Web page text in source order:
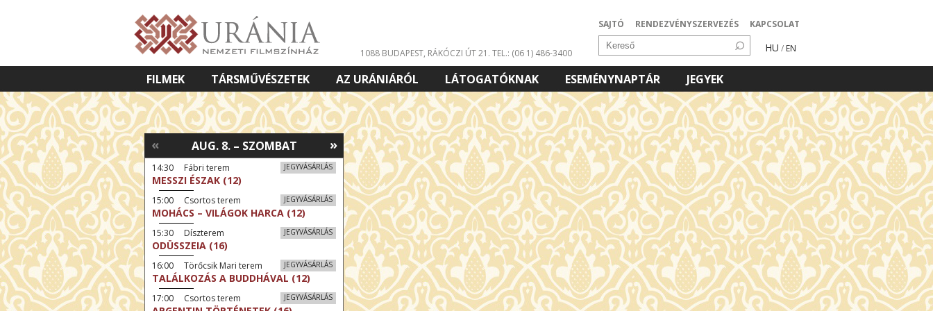
SAJTÓ RENDEZVÉNYSZERVEZÉS KAPCSOLAT
HU / EN
1088 BUDAPEST, RÁKÓCZI ÚT 21. TEL.: (06 1) 486-3400
FILMEK TÁRSMŰVÉSZETEK AZ URÁNIÁRÓL LÁTOGATÓKNAK ESEMÉNYNAPTÁR
JEGYEK
VETÍTETT KÉPES ELŐADÁSOK
»
AUG. 8. – SZOMBAT
«
JEGYVÁSÁRLÁS
14:30 Fábri terem
MESSZI ÉSZAK (12)
JEGYVÁSÁRLÁS
15:00 Csortos terem
MOHÁCS – VILÁGOK HARCA (12)
JEGYVÁSÁRLÁS
15:30 Díszterem
ODÜSSZEIA (16)
JEGYVÁSÁRLÁS
16:00 Törőcsik Mari terem
TALÁLKOZÁS A BUDDHÁVAL (12)
JEGYVÁSÁRLÁS
17:00 Csortos terem